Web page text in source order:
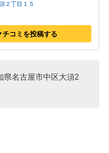
２丁目１５
コミを投稿する
県名古屋市中区大須2